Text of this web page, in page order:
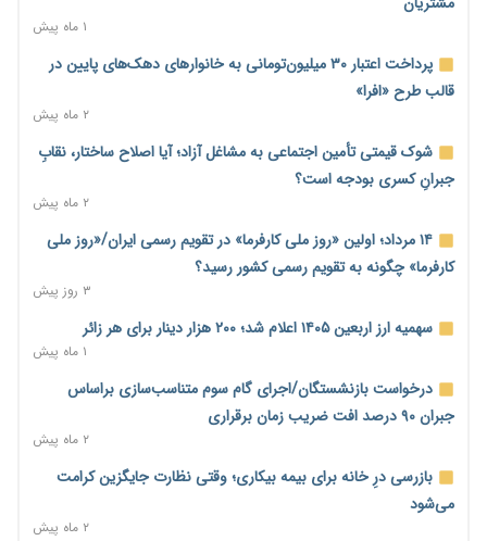
وام بدون رتبه اعتباری؛ صندوق کارآفرینی امید از حمایت متفاوت
ناترازی برق ۳۰ درصد کاهش یافت؛ وعده وزارت نیرو برای رفع
ورود بخش خصوصی به حکمرانی اشتغال؛ «یاوران پیشرفت»
مطالبه کارگران جنوب برای پرداخت «حق جنگ»؛ از نفت و گاز تا
شبکه برق
۲ ساعت پیش
حساب‌های شرکت ملی نفت در بانک صنعت و معدن مسدود شد؛
بدهی یک میلیارد دلاری
۲ ساعت پیش
درآمد کارگزاری‌ها چقدر است؟ کانون کارگزاران اعداد منتشرشده در
۱ ماه پیش
پرداخت اعتبار ۳۰ میلیون‌تومانی به خانوارهای دهک‌های پایین در
قالب طرح «افرا»
۲ ماه پیش
شوک قیمتی تأمین اجتماعی به مشاغل آزاد؛ آیا اصلاح ساختار، نقابِ
جبرانِ کسری بودجه است؟
۲ ماه پیش
۱۴ مرداد؛ اولین «روز ملی کارفرما» در تقویم رسمی ایران/«روز ملی
کارفرما» چگونه به تقویم رسمی کشور رسید؟
۳ روز پیش
سهمیه ارز اربعین ۱۴۰۵ اعلام شد؛ ۲۰۰ هزار دینار برای هر زائر
۱ ماه پیش
درخواست بازنشستگان/اجرای گام سوم متناسب‌سازی براساس
جبران ۹۰ درصد افت ضریب زمان برقراری
۲ ماه پیش
بازرسی درِ خانه برای بیمه بیکاری؛ وقتی نظارت جایگزین کرامت
می‌شود
۲ ماه پیش